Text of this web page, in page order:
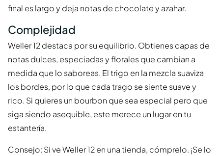
final es largo y deja notas de chocolate y azahar.
Complejidad
Weller 12 destaca por su equilibrio. Obtienes capas de
notas dulces, especiadas y florales que cambian a
medida que lo saboreas. El trigo en la mezcla suaviza
los bordes, por lo que cada trago se siente suave y
rico. Si quieres un bourbon que sea especial pero que
siga siendo asequible, este merece un lugar en tu
estantería.
Consejo: Si ve Weller 12 en una tienda, cómprelo. ¡Se lo